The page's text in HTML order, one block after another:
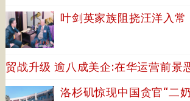
叶剑英家族阻挠汪洋入常
贸战升级 逾八成美企:在华运营前景
洛杉矶惊现中国贪官“二